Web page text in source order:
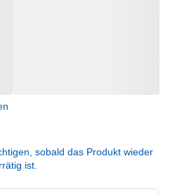
sobald das Produkt wieder
ist.